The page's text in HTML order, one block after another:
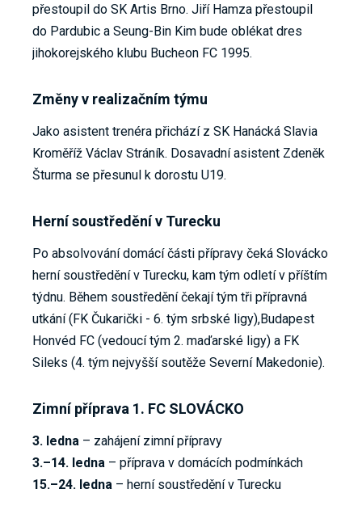
přestoupil do SK Artis Brno. Jiří Hamza přestoupil
do Pardubic a Seung-Bin Kim bude oblékat dres
jihokorejského klubu Bucheon FC 1995.
Změny v realizačním týmu
Jako asistent trenéra přichází z SK Hanácká Slavia
Kroměříž Václav Stráník. Dosavadní asistent Zdeněk
Šturma se přesunul k dorostu U19.
Herní soustředění v Turecku
Po absolvování domácí části přípravy čeká Slovácko
herní soustředění v Turecku, kam tým odletí v příštím
týdnu. Během soustředění čekají tým tři přípravná
utkání (FK Čukarički - 6. tým srbské ligy),Budapest
Honvéd FC (vedoucí tým 2. maďarské ligy) a FK
Sileks (4. tým nejvyšší soutěže Severní Makedonie).
Zimní příprava 1. FC SLOVÁCKO
3. ledna – zahájení zimní přípravy
3.–14. ledna – příprava v domácích podmínkách
15.–24. ledna – herní soustředění v Turecku